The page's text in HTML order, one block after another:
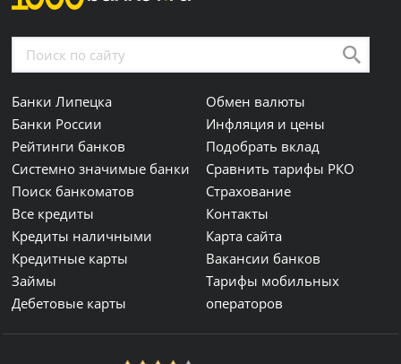
Банки Липецка
Банки России
Рейтинги банков
Системно значимые банки
Поиск банкоматов
Все кредиты
Кредиты наличными
Кредитные карты
Займы
Дебетовые карты
Обмен валюты
Инфляция и цены
Подобрать вклад
Сравнить тарифы РКО
Страхование
Контакты
Карта сайта
Вакансии банков
Тарифы мобильных
операторов